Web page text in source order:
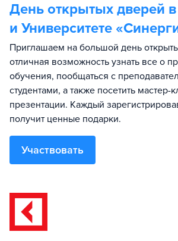
День открытых дверей
и Университете
Приглашаем на большой день
отличная возможность узнать все о
обучения, пообщаться с
студентами, а также посетить мастер-
презентации. Каждый
получит ценные подарки.
Участвовать